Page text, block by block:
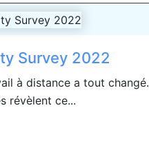
Survey 2022
à distance a tout changé.
révèlent ce...